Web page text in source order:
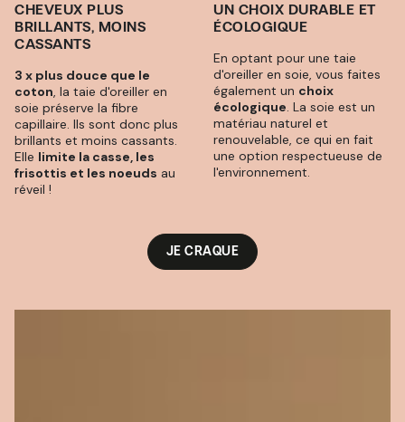
CHEVEUX PLUS
BRILLANTS, MOINS
CASSANTS
3 x plus douce que le
coton, la taie d'oreiller en
soie préserve la fibre
capillaire. Ils sont donc plus
brillants et moins cassants.
Elle limite la casse, les
frisottis et les noeuds au
réveil !
UN CHOIX DURABLE ET
ÉCOLOGIQUE
En optant pour une taie
d'oreiller en soie, vous faites
également un choix
écologique. La soie est un
matériau naturel et
renouvelable, ce qui en fait
une option respectueuse de
l'environnement.
JE CRAQUE